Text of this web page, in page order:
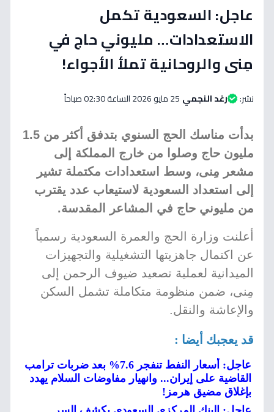
عاجل: السعودية تكمل
الاستعدادات… مليوني حاج في
مِنى والروحانية تملأ الأجواء!
نشر: رغد النجمي 25 مايو 2026 الساعة 02:30 صباحاً
بدأت مناسك الحج السنوي بتدفق أكثر من 1.5
مليون حاج وصلوا من خارج المملكة إلى
مشعر مِنى، وسط استعدادات مكتملة تشير
إلى استعداد السعودية لاستيعاب عدد يقترب
من مليوني حاج في المشاعر المقدسة.
أعلنت وزارة الحج والعمرة السعودية رسمياً
عن اكتمال جاهزيتها التشغيلية والتجهيزات
الميدانية لعملية تصعيد ضيوف الرحمن إلى
مِنى، ضمن منظومة متكاملة تشمل السكن
والإعاشة والنقل.
قد يعجبك أيضا :
عاجل: أسعار النفط تنفجر 7.6% بعد ضربات ترامب
القاضية على إيران... وانهيار مفاوضات السلام يهدد
بإغلاق مضيق هرمز!